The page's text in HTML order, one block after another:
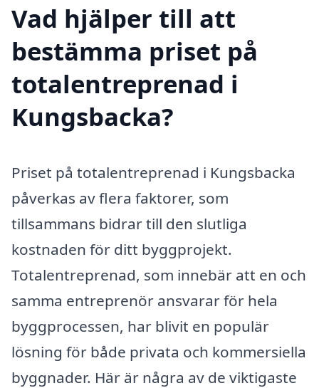
Vad hjälper till att
bestämma priset på
totalentreprenad i
Kungsbacka?
Priset på totalentreprenad i Kungsbacka
påverkas av flera faktorer, som
tillsammans bidrar till den slutliga
kostnaden för ditt byggprojekt.
Totalentreprenad, som innebär att en och
samma entreprenör ansvarar för hela
byggprocessen, har blivit en populär
lösning för både privata och kommersiella
byggnader. Här är några av de viktigaste